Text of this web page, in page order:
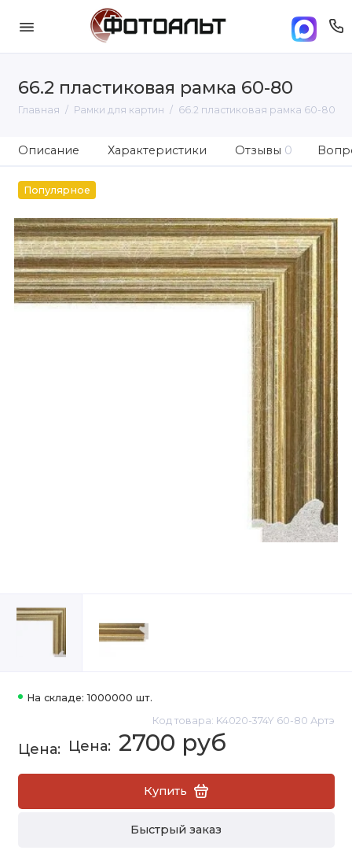
66.2 пластиковая рамка 60-80
Главная Рамки для картин 66.2 пластиковая рамка 60-80
Описание Характеристики Отзывы 0
Популярное
На складе: 1000000 шт.
Код товара: K4020-374Y 60-80 Артэ
2700 руб
Купить
Быстрый заказ